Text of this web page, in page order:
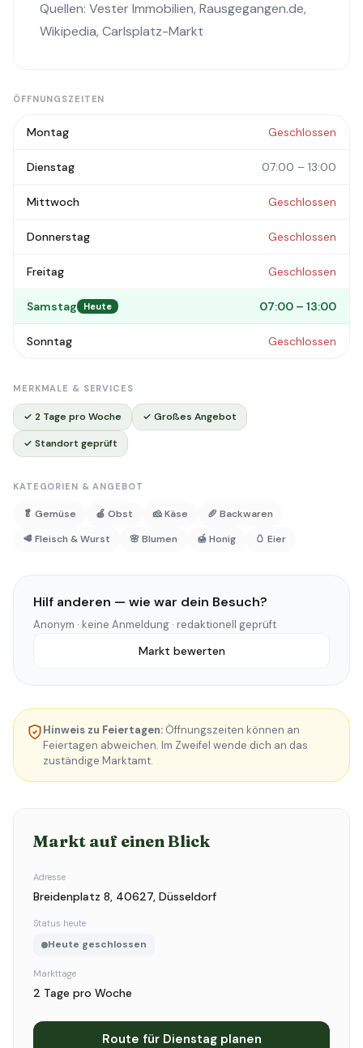
Quellen: Vester Immobilien, Rausgegangen.de,
Wikipedia, Carlsplatz-Markt
ÖFFNUNGSZEITEN
Montag Geschlossen
Dienstag 07:00 – 13:00
Mittwoch Geschlossen
Donnerstag Geschlossen
Freitag Geschlossen
Samstag Heute 07:00 – 13:00
Sonntag Geschlossen
MERKMALE & SERVICES
✓ 2 Tage pro Woche ✓ Großes Angebot
✓ Standort geprüft
KATEGORIEN & ANGEBOT
🥬 Gemüse 🍎 Obst 🧀 Käse
🥖 Backwaren
🥩 Fleisch & Wurst
🌸 Blumen 🍯 Honig 🥚 Eier
Hilf anderen — wie war dein Besuch?
Anonym · keine Anmeldung · redaktionell geprüft
Markt bewerten
Hinweis zu Feiertagen: Öffnungszeiten können an
Feiertagen abweichen. Im Zweifel wende dich an das
zuständige Marktamt.
Markt auf einen Blick
Adresse
Breidenplatz 8, 40627, Düsseldorf
Status heute
Heute geschlossen
Markttage
2 Tage pro Woche
Route für Dienstag planen